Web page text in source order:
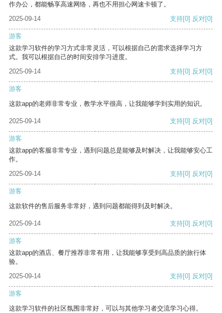
作办公，都能畅享高速网络，再也不用担心网速卡顿了。
2025-09-14
支持[0] 反对[0]
游客
这款学习软件的学习方式非常灵活，可以根据自己的需求选择学习方
式。我可以根据自己的时间安排学习进度。
2025-09-14
支持[0] 反对[0]
游客
这款app的老师非常专业，教学水平很高，让我能够学到实用的知识。
2025-09-14 支持[0] 反对[0]
游客
这款app的客服非常专业，遇到问题总是能够及时解决，让我能够安心工
作。
2025-09-14
支持[0] 反对[0]
游客
这款软件的售后服务非常好，遇到问题都能得到及时解决。
2025-09-14 支持[0] 反对[0]
游客
这款app的酒店、餐厅推荐非常有用，让我能够享受到高品质的旅行体
验。
2025-09-14
支持[0] 反对[0]
游客
这款学习软件的社区氛围非常好，可以与其他学习者交流学习心得。